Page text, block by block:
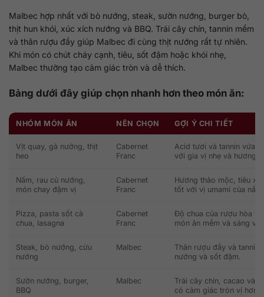
Malbec hợp nhất với bò nướng, steak, sườn nướng, burger bò,
thịt hun khói, xúc xích nướng và BBQ. Trái cây chín, tannin mềm
và thân rượu đầy giúp Malbec đi cùng thịt nướng rất tự nhiên.
Khi món có chút cháy cạnh, tiêu, sốt đậm hoặc khói nhẹ,
Malbec thường tạo cảm giác tròn và dễ thích.
Bảng dưới đây giúp chọn nhanh hơn theo món ăn:
NHÓM MÓN ĂN NÊN CHỌN GỢI Ý CHI TIẾT
Vịt quay, gà nướng, thịt
heo
Cabernet
Franc
Acid tươi và tannin vừa
với gia vị nhẹ và hương
Nấm, rau củ nướng,
món chay đậm vị
Cabernet
Franc
Hương thảo mộc, tiêu
tốt với vị umami của nấm.
Pizza, pasta sốt cà
chua, lasagna
Cabernet
Franc
Độ chua của rượu hòa
món ăn mềm và sáng vị
Steak, bò nướng, cừu
nướng
Malbec
Thân rượu đầy và
nướng và sốt đậm.
Sườn nướng, burger,
BBQ
Malbec
Trái cây chín, cacao và
có cảm giác tròn vị hơn.